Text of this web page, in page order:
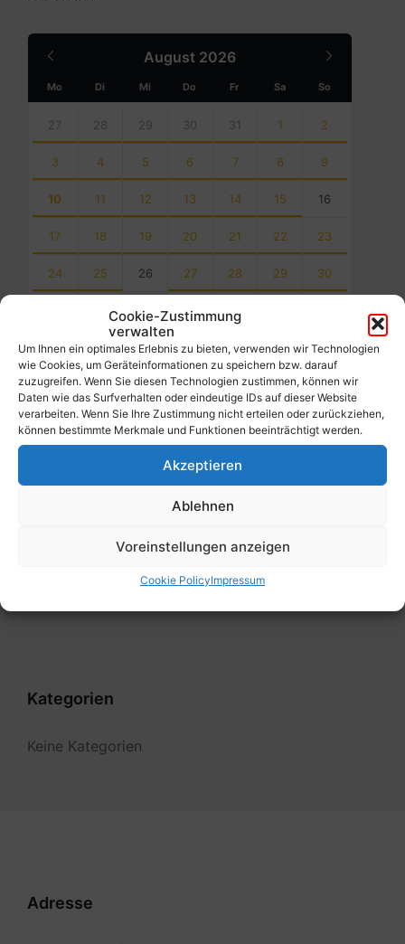
Cookie-Zustimmung
verwalten
Um Ihnen ein optimales Erlebnis zu bieten, verwenden wir Technologien
wie Cookies, um Geräteinformationen zu speichern bzw. darauf
zuzugreifen. Wenn Sie diesen Technologien zustimmen, können wir
Daten wie das Surfverhalten oder eindeutige IDs auf dieser Website
verarbeiten. Wenn Sie Ihre Zustimmung nicht erteilen oder zurückziehen,
können bestimmte Merkmale und Funktionen beeinträchtigt werden.
Akzeptieren
Ablehnen
Voreinstellungen anzeigen
Cookie PolicyImpressum
August 2026
Month
Mo Di Mi Do Fr Sa So
calendar
days
27 28 29 30 31 1 2
3 4 5 6 7 8 9
10 11 12 13 14 15 16
17 18 19 20 21 22 23
24 25 26 27 28 29 30
2 3 4
Back
to
calendar
days
Filter
Von:
Filter
Kategorien
Keine Kategorien
Adresse